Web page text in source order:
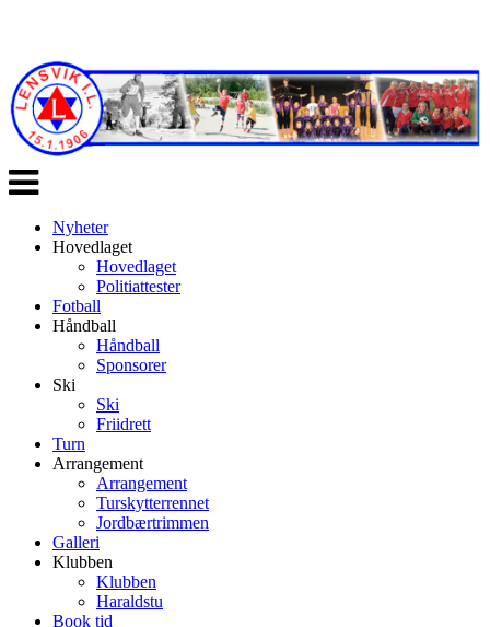
Veksle
navigasjon
Nyheter
Hovedlaget
Hovedlaget
Politiattester
Fotball
Håndball
Håndball
Sponsorer
Ski
Ski
Friidrett
Turn
Arrangement
Arrangement
Turskytterrennet
Jordbærtrimmen
Galleri
Klubben
Klubben
Haraldstu
Book tid